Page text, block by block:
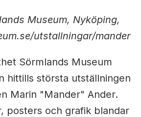
Museum, Nyköping,
utstallningar/mander
Sörmlands Museum
hittills största utställningen
Marin "Mander" Ander.
posters och grafik blandar